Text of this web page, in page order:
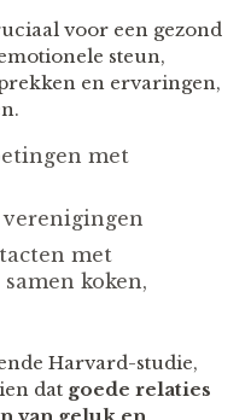
voor een gezond
steun,
en ervaringen,
met
met
koken,
Harvard-studie,
dat goede relaties